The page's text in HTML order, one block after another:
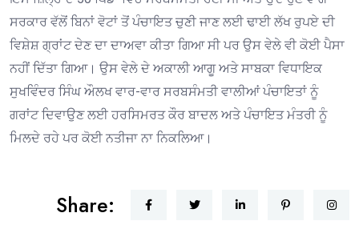
ਸਰਕਾਰ ਵੱਲੋਂ ਬਿਨਾਂ ਵੋਟਾਂ ਤੋਂ ਪੰਚਾਇਤ ਚੁਣੀ ਜਾਣ ਲਈ ਢਾਈ ਲੱਖ ਰੁਪਏ ਦੀ
ਵਿਸ਼ੇਸ਼ ਗ੍ਰਾਂਟ ਦੇਣ ਦਾ ਦਾਅਵਾ ਕੀਤਾ ਗਿਆ ਸੀ ਪਰ ਉਸ ਵੇਲੇ ਵੀ ਕੋਈ ਪੈਸਾ
ਨਹੀਂ ਦਿੱਤਾ ਗਿਆ। ਉਸ ਵੇਲੇ ਦੇ ਅਕਾਲੀ ਆਗੂ ਅਤੇ ਸਾਬਕਾ ਵਿਧਾਇਕ
ਸੁਖਵਿੰਦਰ ਸਿੰਘ ਔਲਖ ਵਾਰ-ਵਾਰ ਸਰਬਸੰਮਤੀ ਵਾਲੀਆਂ ਪੰਚਾਇਤਾਂ ਨੂੰ
ਗਰਾਂਟ ਦਿਵਾਉਣ ਲਈ ਹਰਸਿਮਰਤ ਕੌਰ ਬਾਦਲ ਅਤੇ ਪੰਚਾਇਤ ਮੰਤਰੀ ਨੂੰ
ਮਿਲਦੇ ਰਹੇ ਪਰ ਕੋਈ ਨਤੀਜਾ ਨਾ ਨਿਕਲਿਆ।
Share: